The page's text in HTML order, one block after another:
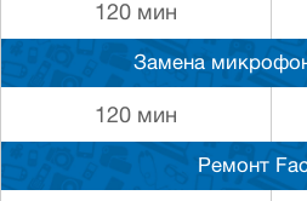
120 мин
Замена
120 мин
Ремонт